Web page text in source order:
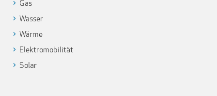
Gas
Wasser
Wärme
Elektromobilität
Solar